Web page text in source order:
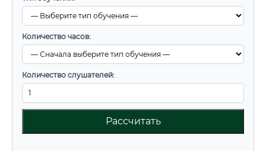
Количество часов:
Количество слушателей:
Рассчитать